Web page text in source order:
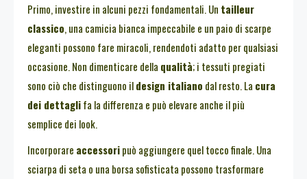
Primo, investire in alcuni pezzi fondamentali. Un tailleur
classico, una camicia bianca impeccabile e un paio di scarpe
eleganti possono fare miracoli, rendendoti adatto per qualsiasi
occasione. Non dimenticare della qualità; i tessuti pregiati
sono ciò che distinguono ildesign italiano dal resto. La cura
dei dettaglifa la differenza e può elevare anche il più
semplice dei look.
Incorporare accessoripuò aggiungere quel tocco finale. Una
sciarpa di seta o una borsa sofisticata possono trasformare